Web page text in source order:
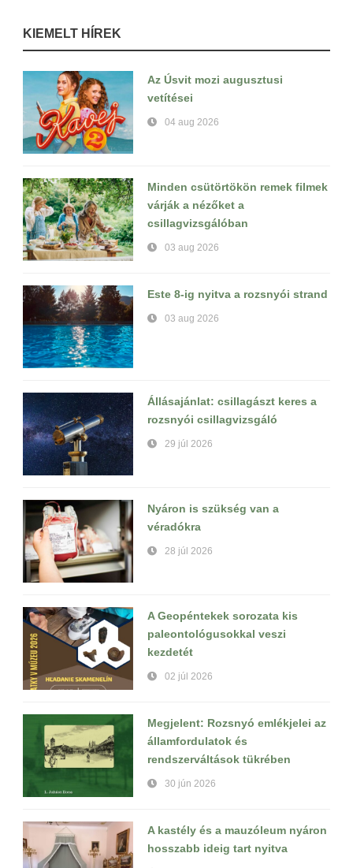
KIEMELT HÍREK
Az Úsvit mozi augusztusi
vetítései
04 aug 2026
Minden csütörtökön remek filmek
várják a nézőket a
csillagvizsgálóban
03 aug 2026
Este 8-ig nyitva a rozsnyói strand
03 aug 2026
Állásajánlat: csillagászt keres a
rozsnyói csillagvizsgáló
29 júl 2026
Nyáron is szükség van a
véradókra
28 júl 2026
A Geopéntekek sorozata kis
paleontológusokkal veszi
kezdetét
02 júl 2026
Megjelent: Rozsnyó emlékjelei az
államfordulatok és
rendszerváltások tükrében
30 jún 2026
A kastély és a mauzóleum nyáron
hosszabb ideig tart nyitva